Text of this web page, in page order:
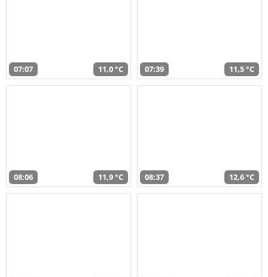
07:07 11,0 °C 07:39 11,5 °C
08:06 11,9 °C 08:37 12,6 °C